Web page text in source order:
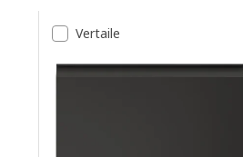
Vertaile